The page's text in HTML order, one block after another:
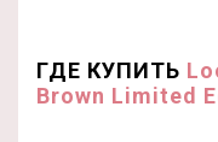
ГДЕ КУПИТЬ
Brown Limited